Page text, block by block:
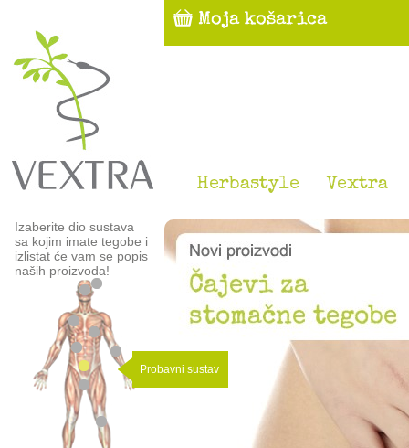
Herbastyle Vextra
Izaberite dio sustava
sa kojim imate tegobe i
izlistat će vam se popis
naših proizvoda!
Probavni sustav